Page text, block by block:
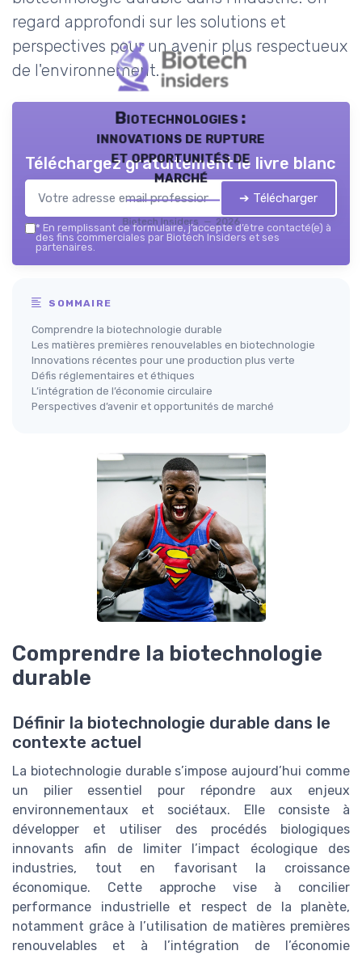
regard approfondi sur les solutions et
perspectives pour un avenir plus respectueux
de l'environnement.
Biotechnologies :
innovations de rupture
et opportunités de
marché
Biotech Insiders — 2026
Téléchargez gratuitement le livre blanc
➔ Télécharger
* En remplissant ce formulaire, j’accepte d’être contacté(e) à
des fins commerciales par Biotech Insiders et ses
partenaires.
SOMMAIRE
Comprendre la biotechnologie durable
Les matières premières renouvelables en biotechnologie
Innovations récentes pour une production plus verte
Défis réglementaires et éthiques
L’intégration de l’économie circulaire
Perspectives d’avenir et opportunités de marché
Comprendre la biotechnologie
durable
Définir la biotechnologie durable dans le
contexte actuel
La biotechnologie durable s’impose aujourd’hui comme
un pilier essentiel pour répondre aux enjeux
environnementaux et sociétaux. Elle consiste à
développer et utiliser des procédés biologiques
innovants afin de limiter l’impact écologique des
industries, tout en favorisant la croissance
économique. Cette approche vise à concilier
performance industrielle et respect de la planète,
notamment grâce à l’utilisation de matières premières
renouvelables et à l’intégration de l’économie